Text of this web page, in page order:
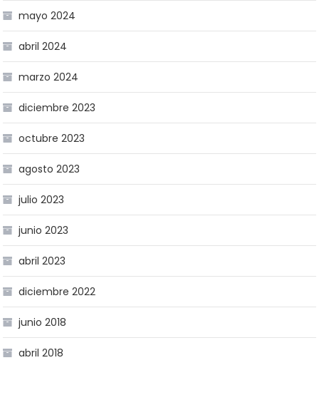
mayo 2024
abril 2024
marzo 2024
diciembre 2023
octubre 2023
agosto 2023
julio 2023
junio 2023
abril 2023
diciembre 2022
junio 2018
abril 2018